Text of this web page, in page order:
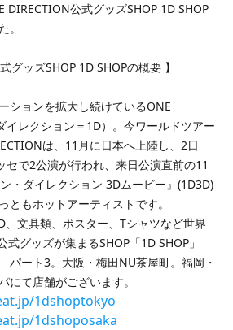
DIRECTION公式グッズSHOP 1D SHOP
。
グッズSHOP 1D SHOPの概要 】
ションを拡大し続けているONE
イレクション＝1D）。今ワールドツアー
は、11月に日本へ上陸し、2日
セで2公演が行われ、来日公演直前の11
・ダイレクション 3Dムービー』(1D3D)
ともホットアーティストです。
文具類、ポスター、Tシャツなど世界
グッズが集まるSHOP「1D SHOP」
ート3。大阪・梅田NU茶屋町。福岡・
にて店舗がございます。
1dshoptokyo
1dshoposaka